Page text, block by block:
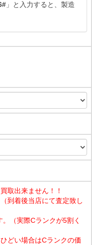
」と入力すると、製造
取出来ません！！
到着後当店にて査定致し
（実際Cランクが5割く
どい場合はCランクの価